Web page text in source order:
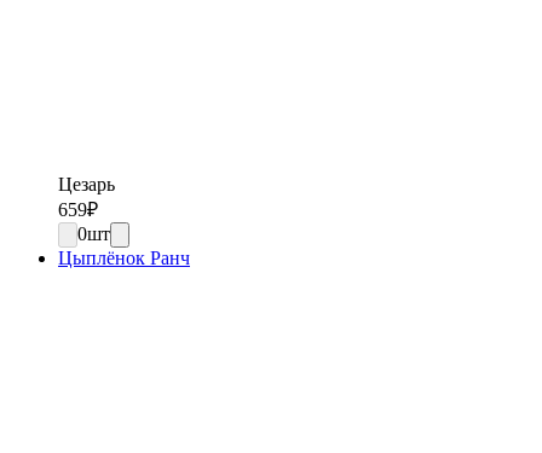
Цезарь
659₽
0шт
Цыплёнок Ранч